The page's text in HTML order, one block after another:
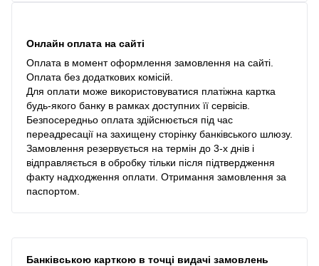
Онлайн оплата на сайті
Оплата в момент оформлення замовлення на сайті.
Оплата без додаткових комісій.
Для оплати може використовуватися платіжна картка
будь-якого банку в рамках доступних її сервісів.
Безпосередньо оплата здійснюється під час
переадресації на захищену сторінку банківського шлюзу.
Замовлення резервується на термін до 3-х днів і
відправляється в обробку тільки після підтвердження
факту надходження оплати. Отримання замовлення за
паспортом.
Банківською карткою в точці видачі замовлень